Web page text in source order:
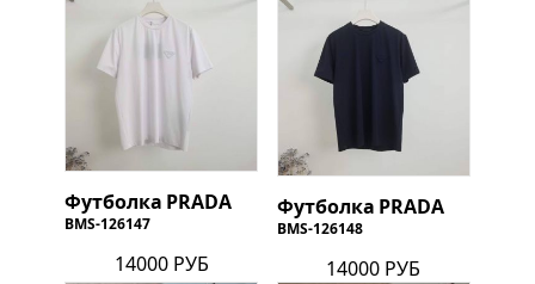
Футболка PRADA
BMS-126147
14000 РУБ
Футболка PRADA
BMS-126148
14000 РУБ